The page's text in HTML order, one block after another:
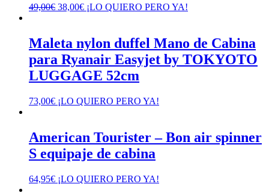
49,00€ El
era:
49,00€.
38,00€El
es:
38,00€.
¡LO QUIERO PERO YA!
Maleta nylon duffel Mano de Cabina
para Ryanair Easyjet by TOKYOTO
LUGGAGE 52cm
73,00€ ¡LO QUIERO PERO YA!
American Tourister – Bon air spinner
S equipaje de cabina
64,95€ ¡LO QUIERO PERO YA!